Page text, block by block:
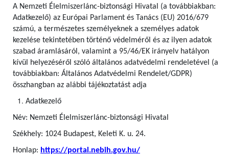
A Nemzeti Élelmiszerlánc-biztonsági Hivatal (a továbbiakban:
Adatkezelő) az Európai Parlament és Tanács (EU) 2016/679
számú, a természetes személyeknek a személyes adatok
kezelése tekintetében történő védelméről és az ilyen adatok
szabad áramlásáról, valamint a 95/46/EK irányelv hatályon
kívül helyezéséről szóló általános adatvédelmi rendeletével (a
továbbiakban: Általános Adatvédelmi Rendelet/GDPR)
összhangban az alábbi tájékoztatást adja
Adatkezelő
Név: Nemzeti Élelmiszerlánc-biztonsági Hivatal
Székhely: 1024 Budapest, Keleti K. u. 24.
Honlap: https://portal.nebih.gov.hu/